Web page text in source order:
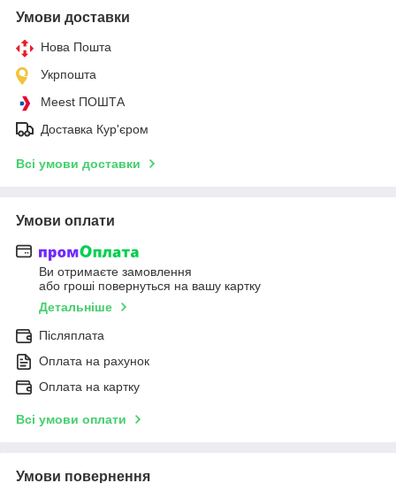
Умови доставки
Нова Пошта
Укрпошта
Meest ПОШТА
Доставка Кур'єром
Всі умови доставки
Умови оплати
Ви отримаєте замовлення
або гроші повернуться на вашу картку
Детальніше
Післяплата
Оплата на рахунок
Оплата на картку
Всі умови оплати
Умови повернення